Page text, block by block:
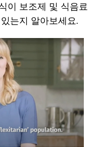
이 보조제 및 식음료
는지 알아보세요.